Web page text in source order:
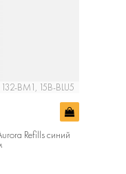
132-BM1, 15B-BLU5
Refills синий